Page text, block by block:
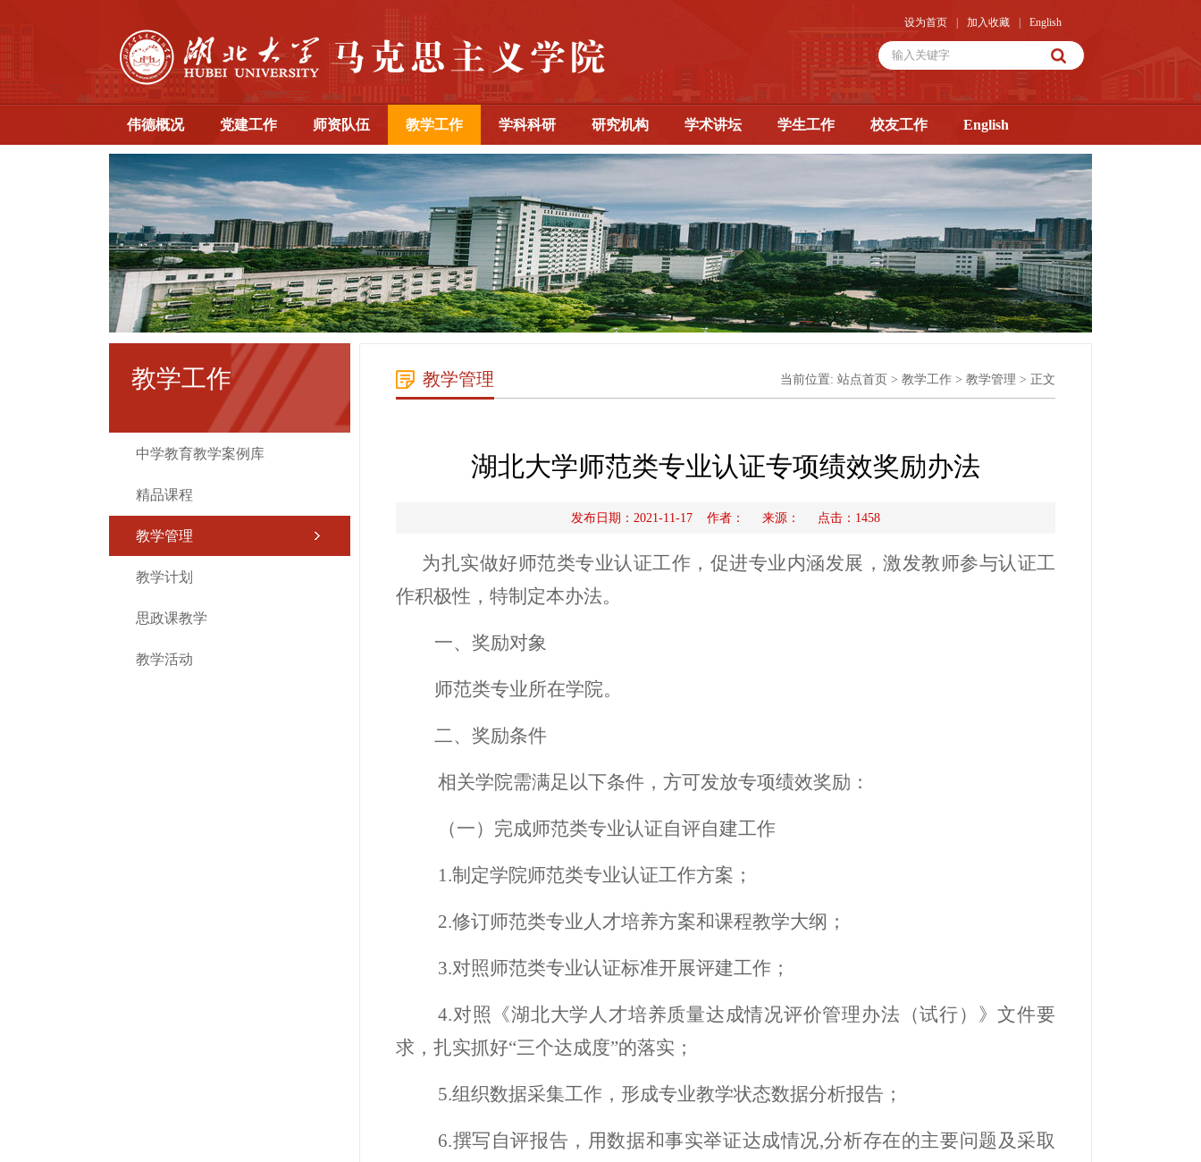
设为首页 加入收藏 English
伟德概况 党建工作 师资队伍 教学工作 学科科研 研究机构 学术讲坛 学生工作 校友工作 English
教学工作
中学教育教学案例库
精品课程
教学管理
教学计划
思政课教学
教学活动
教学管理 当前位置: 站点首页 > 教学工作 > 教学管理 > 正文
湖北大学师范类专业认证专项绩效奖励办法
发布日期：2021-11-17 作者： 来源： 点击： 1458
为扎实做好师范类专业认证工作，促进专业内涵发展，激发教师参与认证工
作积极性，特制定本办法。
一、奖励对象
师范类专业所在学院。
二、奖励条件
相关学院需满足以下条件，方可发放专项绩效奖励：
（一）完成师范类专业认证自评自建工作
1.制定学院师范类专业认证工作方案；
2.修订师范类专业人才培养方案和课程教学大纲；
3.对照师范类专业认证标准开展评建工作；
4.对照《湖北大学人才培养质量达成情况评价管理办法（试行）》文件要
求，扎实抓好“三个达成度”的落实；
5.组织数据采集工作，形成专业教学状态数据分析报告；
6.撰写自评报告，用数据和事实举证达成情况,分析存在的主要问题及采取